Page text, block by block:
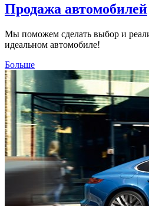
Продажа автомобилей
Мы поможем сделать выбор и
идеальном автомобиле!
Больше